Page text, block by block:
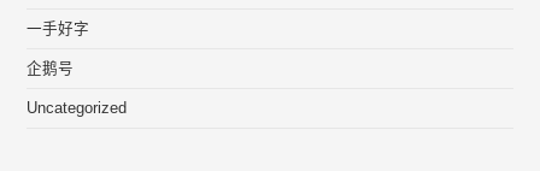
一手好字
企鹅号
Uncategorized